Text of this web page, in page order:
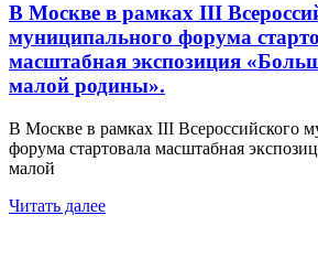
В Москве в рамках III
муниципального форума
масштабная экспозиция
малой родины».
В Москве в рамках III Всероссийского
форума стартовала масштабная
малой
Читать далее